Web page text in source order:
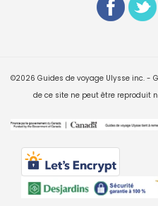
©2026 Guides de voyage Ulysse inc. -
de ce site ne peut être reproduit